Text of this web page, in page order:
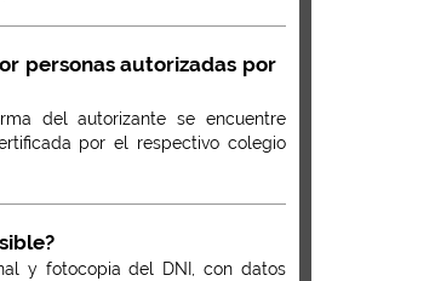
personas autorizadas por
del autorizante se encuentre
por el respectivo colegio
y fotocopia del DNI, con datos